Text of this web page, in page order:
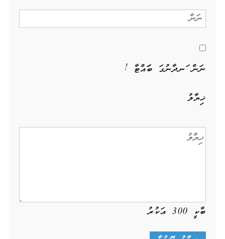
ނަން ހަނދާނުގަ ބަހައްޓާ !
ޚިޔާލު
ބާކީ 300އަކުރު